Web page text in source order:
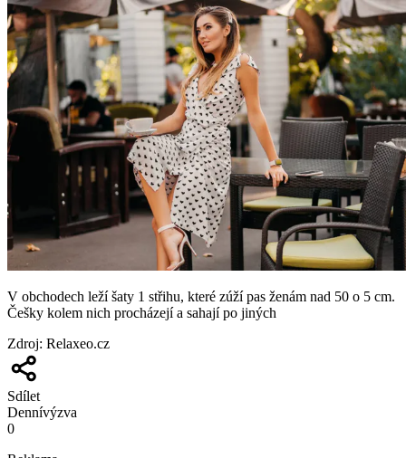
V obchodech leží šaty 1 střihu, které zúží pas ženám nad 50 o 5 cm.
Češky kolem nich procházejí a sahají po jiných
Zdroj: Relaxeo.cz
Sdílet
Dennívýzva
0